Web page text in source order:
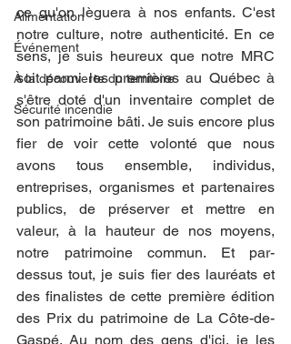
Alimentation
Événement
À la découverte du territoire
Sécurité incendie
ce qu'on lèguera à nos enfants. C'est
notre culture, notre authenticité. En ce
sens, je suis heureux que notre MRC
soit parmi les premières au Québec à
s'être doté d'un inventaire complet de
son patrimoine bâti. Je suis encore plus
fier de voir cette volonté que nous
avons tous ensemble, individus,
entreprises, organismes et partenaires
publics, de préserver et mettre en
valeur, à la hauteur de nos moyens,
notre patrimoine commun. Et par-
dessus tout, je suis fier des lauréats et
des finalistes de cette première édition
des Prix du patrimoine de La Côte-de-
Gaspé. Au nom des gens d'ici, je les